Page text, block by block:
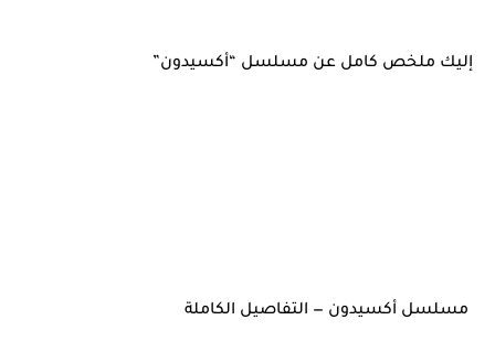
إليك ملخص كامل عن مسلسل “أكسيدون”
مسلسل أكسيدون — التفاصيل الكاملة